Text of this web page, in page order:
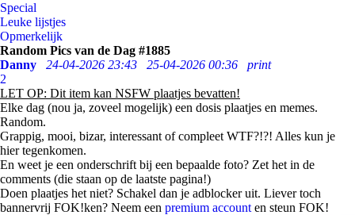
Special
Leuke lijstjes
Opmerkelijk
Random Pics van de Dag #1885
Danny
24-04-2026 23:43 25-04-2026 00:36
print
2
LET OP: Dit item kan NSFW plaatjes bevatten!
Elke dag (nou ja, zoveel mogelijk) een dosis plaatjes en memes.
Random.
Grappig, mooi, bizar, interessant of compleet WTF?!?! Alles kun je
hier tegenkomen.
En weet je een onderschrift bij een bepaalde foto? Zet het in de
comments (die staan op de laatste pagina!)
Doen plaatjes het niet? Schakel dan je adblocker uit. Liever toch
bannervrij FOK!ken? Neem een premium account en steun FOK!